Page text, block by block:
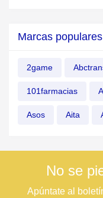
Marcas populares
2game
101farmacias
Asos Aita
No se
Apúntate al